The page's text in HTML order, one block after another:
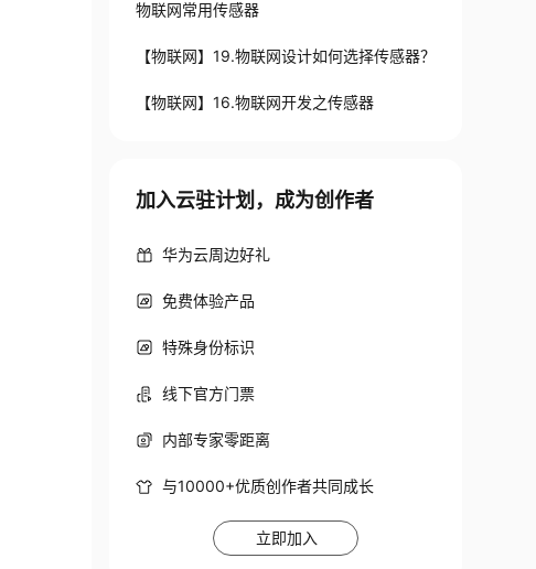
物联网常用传感器
【物联网】19.物联网设计如何选择传感器？
【物联网】16.物联网开发之传感器
加入云驻计划，成为创作者
华为云周边好礼
免费体验产品
特殊身份标识
线下官方门票
内部专家零距离
与10000+优质创作者共同成长
立即加入